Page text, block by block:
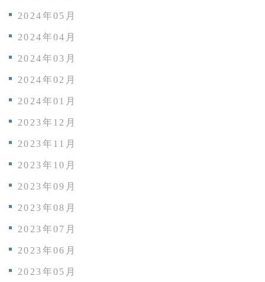
2024年05月
2024年04月
2024年03月
2024年02月
2024年01月
2023年12月
2023年11月
2023年10月
2023年09月
2023年08月
2023年07月
2023年06月
2023年05月